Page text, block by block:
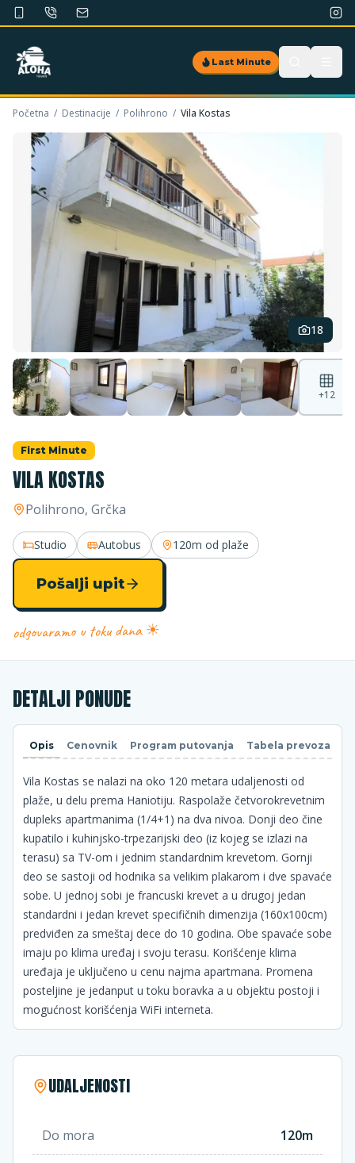
Last Minute
Početna / Destinacije / Polihrono / Vila Kostas
18
+12
First Minute
VILA KOSTAS
Polihrono, Grčka
Studio Autobus 120m od plaže
Pošalji upit
odgovaramo u toku dana ☀
DETALJI PONUDE
Opis Cenovnik Program putovanja Tabela prevoza
Vila Kostas se nalazi na oko 120 metara udaljenosti od
plaže, u delu prema Haniotiju. Raspolaže četvorokrevetnim
dupleks apartmanima (1/4+1) na dva nivoa. Donji deo čine
kupatilo i kuhinjsko-trpezarijski deo (iz kojeg se izlazi na
terasu) sa TV-om i jednim standardnim krevetom. Gornji
deo se sastoji od hodnika sa velikim plakarom i dve spavaće
sobe. U jednoj sobi je francuski krevet a u drugoj jedan
standardni i jedan krevet specifičnih dimenzija (160x100cm)
predviđen za smeštaj dece do 10 godina. Obe spavaće sobe
imaju po klima uređaj i svoju terasu. Korišćenje klima
uređaja je uključeno u cenu najma apartmana. Promena
posteljine je jedanput u toku boravka a u objektu postoji i
mogućnost korišćenja WiFi interneta.
UDALJENOSTI
Do mora 120m